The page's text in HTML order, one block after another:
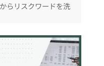
らリスクワードを洗
改善アクションに連